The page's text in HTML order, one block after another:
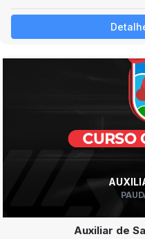
Auxiliar de